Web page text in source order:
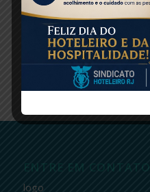
Share this entry
ENTRE EM CONTATO
logo